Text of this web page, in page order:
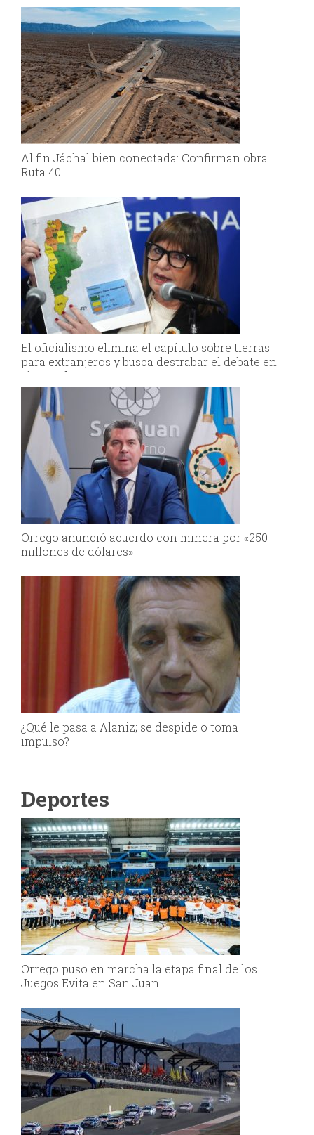
Al fin Jáchal bien conectada: Confirman obra
Ruta 40
El oficialismo elimina el capítulo sobre tierras
para extranjeros y busca destrabar el debate en
el Senado
Orrego anunció acuerdo con minera por «250
millones de dólares»
¿Qué le pasa a Alaniz; se despide o toma
impulso?
Deportes
Orrego puso en marcha la etapa final de los
Juegos Evita en San Juan